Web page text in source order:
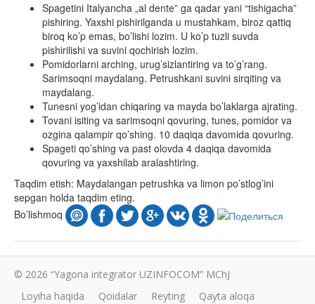
Spagetini Italyancha „al dente” ga qadar yani “tishigacha”
pishiring. Yaxshi pishirilganda u mustahkam, biroz qattiq
biroq ko’p emas, bo’lishi lozim. U ko’p tuzli suvda
pishirilishi va suvini qochirish lozim.
Pomidorlarni arching, urug’sizlantiring va to’g’rang.
Sarimsoqni maydalang. Petrushkani suvini sirqiting va
maydalang.
Tunesni yog’idan chiqaring va mayda bo’laklarga ajrating.
Tovani isiting va sarimsoqni qovuring, tunes, pomidor va
ozgina qalampir qo’shing. 10 daqiqa davomida qovuring.
Spageti qo’shing va past olovda 4 daqiqa davomida
qovuring va yaxshilab aralashtiring.
Taqdim etish: Maydalangan petrushka va limon po’stlog’ini
sepgan holda taqdim eting.
Bo’lishmoq
© 2026 “Yagona integrator UZINFOCOM” MChJ
Loyiha haqida
Qoidalar Reyting Qayta aloqa